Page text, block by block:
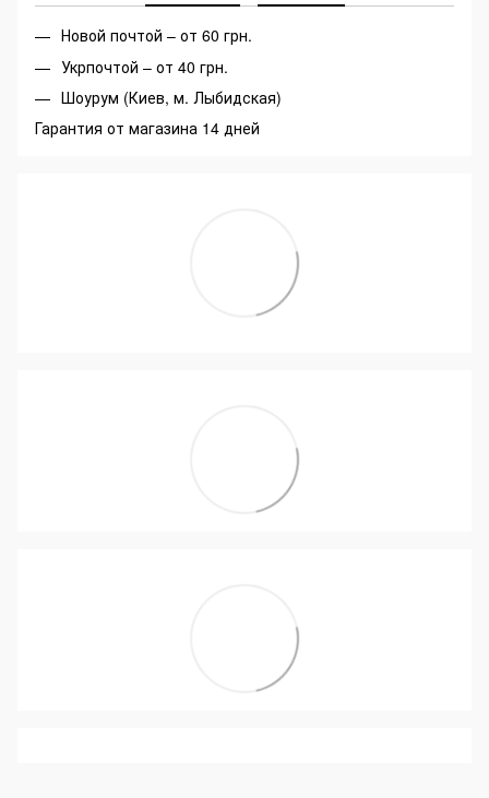
Новой почтой – от 60 грн.
Укрпочтой – от 40 грн.
Шоурум (Киев, м. Лыбидская)
Гарантия от магазина 14 дней